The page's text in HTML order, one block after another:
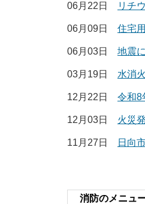
06月22日 リチ
06月09日 住宅
06月03日 地震
03月19日 水消
12月22日 令和8
12月03日 火災
11月27日 日向
消防のメニュ